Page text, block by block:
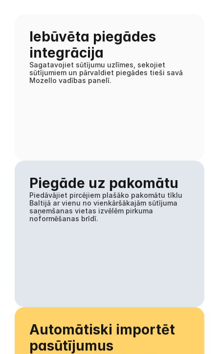
Iebūvēta piegādes
integrācija
Sagatavojiet sūtījumu uzlīmes, sekojiet
sūtījumiem un pārvaldiet piegādes tieši savā
Mozello vadības panelī.
Piegāde uz pakomātu
Piedāvājiet pircējiem plašāko pakomātu tīklu
Baltijā ar vienu no vienkāršākajām sūtījuma
saņemšanas vietas izvēlēm pirkuma
noformēšanas brīdī.
Automātiski importēt
pasūtījumus